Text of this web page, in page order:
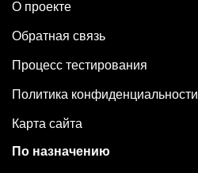
О проекте
Обратная связь
Процесс тестирования
Политика конфиденциальности
Карта сайта
По назначению